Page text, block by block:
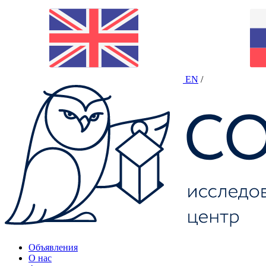
EN /
Объявления
О нас